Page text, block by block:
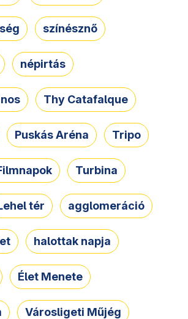
színésznő
népirtás
Thy Catafalque
Puskás Aréna Tripo
Turbina
tér agglomeráció
halottak napja
Élet Menete
Városligeti Műjég